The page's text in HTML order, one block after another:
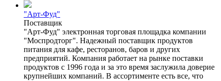
"Арт-Фуд"
Поставщик
"Арт-Фуд" электронная торговая площадка компании
"Моспродторг". Надежный поставщик продуктов
питания для кафе, ресторанов, баров и других
предприятий. Компания работает на рынке поставки
продуктов с 1996 года и за это время заслужила доверие
крупнейших компаний. В ассортименте есть все, что